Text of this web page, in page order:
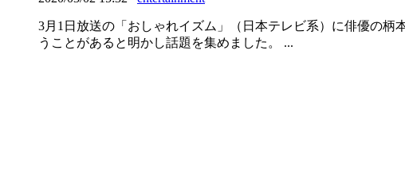
3月1日放送の「おしゃれイズム」（日本テレビ系）に俳優の
うことがあると明かし話題を集めました。 ...